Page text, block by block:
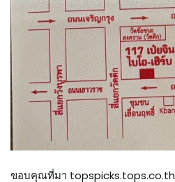
ขอบคุณที่มา topspicks.tops.co.th